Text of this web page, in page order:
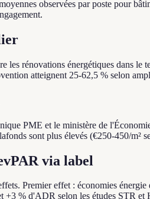
observées par poste pour
les rénovations énergétiques dans
atteignent 25-62,5 % selon
PME et le ministère de
sont plus élevés (€250-450/m²
via label
Premier effet : économies
% d'ADR selon les études STR